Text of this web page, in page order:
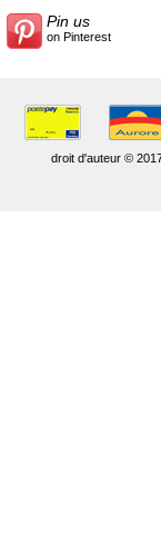
Pin us
on Pinterest
droit d'auteur ©